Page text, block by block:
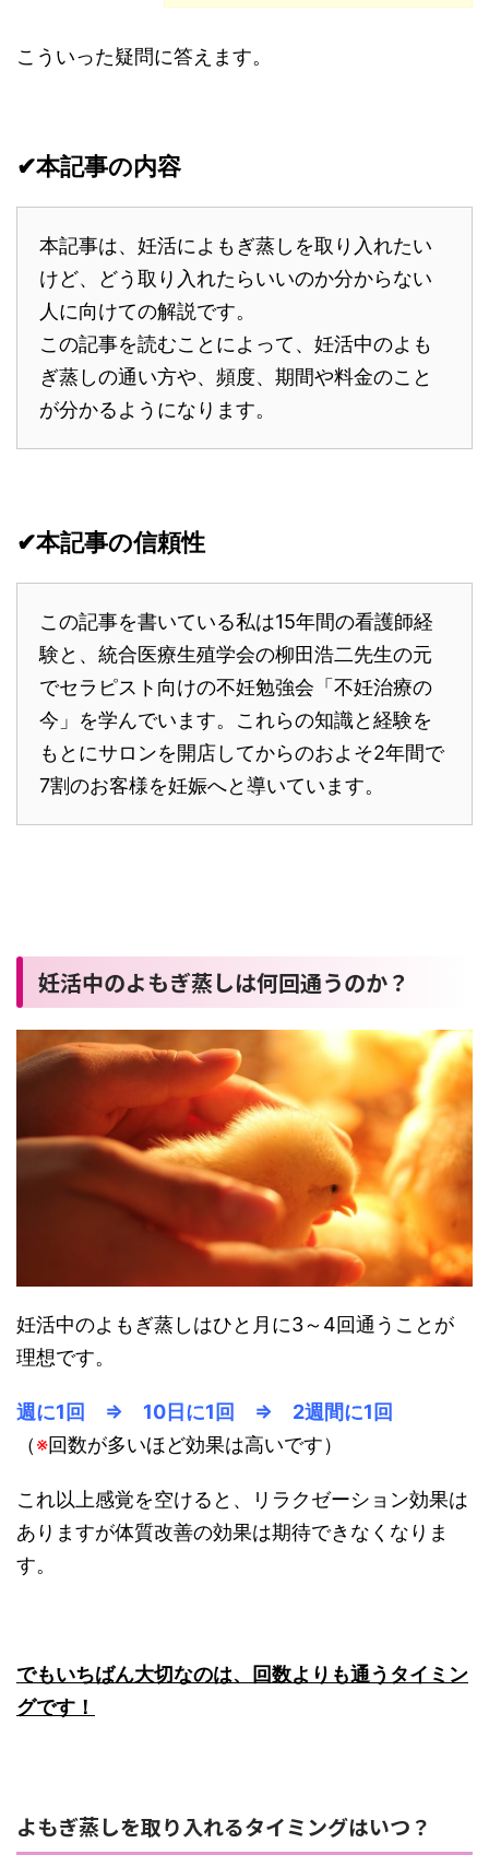
こういった疑問に答えます。
✔本記事の内容
本記事は、妊活によもぎ蒸しを取り入れたい
けど、どう取り入れたらいいのか分からない
人に向けての解説です。
この記事を読むことによって、妊活中のよも
ぎ蒸しの通い方や、頻度、期間や料金のこと
が分かるようになります。
✔本記事の信頼性
この記事を書いている私は15年間の看護師経
験と、統合医療生殖学会の柳田浩二先生の元
でセラピスト向けの不妊勉強会「不妊治療の
今」を学んでいます。これらの知識と経験を
もとにサロンを開店してからのおよそ2年間で
7割のお客様を妊娠へと導いています。
妊活中のよもぎ蒸しは何回通うのか？
妊活中のよもぎ蒸しはひと月に3～4回通うことが
理想です。
週に1回 ⇒ 10日に1回 ⇒ 2週間に1回
（※回数が多いほど効果は高いです）
これ以上感覚を空けると、リラクゼーション効果は
ありますが体質改善の効果は期待できなくなりま
す。
でもいちばん大切なのは、回数よりも通うタイミン
グです！
よもぎ蒸しを取り入れるタイミングはいつ？